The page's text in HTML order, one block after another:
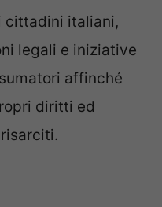
cittadini italiani,
legali e iniziative
affinché
diritti ed